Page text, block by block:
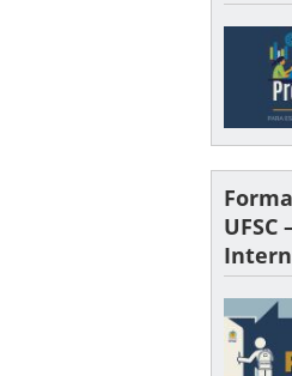
UFSC